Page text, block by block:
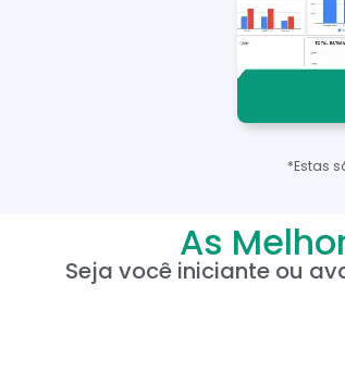
*Estas
As
Seja você iniciante ou